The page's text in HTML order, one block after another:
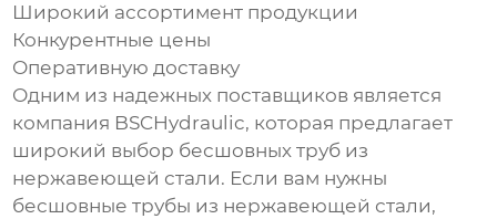
Широкий ассортимент продукции
Конкурентные цены
Оперативную доставку
Одним из надежных поставщиков является
компания BSCHydraulic, которая предлагает
широкий выбор бесшовных труб из
нержавеющей стали. Если вам нужны
бесшовные трубы из нержавеющей стали,